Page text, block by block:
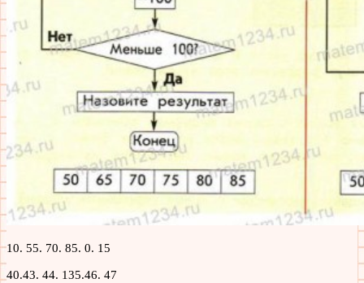
10. 55. 70. 85. 0. 15
40.43. 44. 135.46. 47